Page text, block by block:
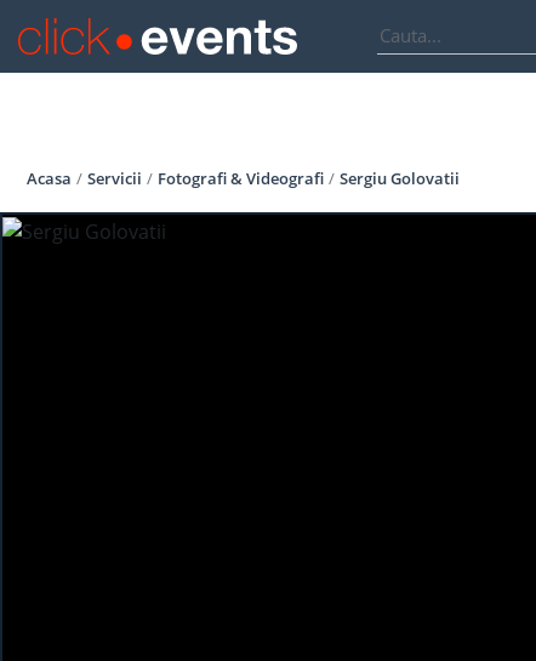
Acasa Servicii Fotografi & Videografi Sergiu Golovatii